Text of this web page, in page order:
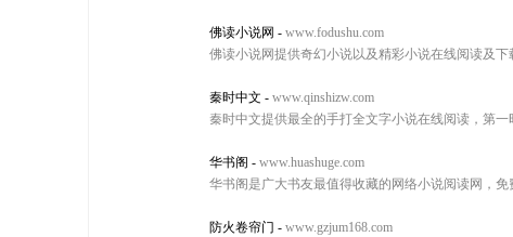
佛读小说网 - www.fodushu.com
佛读小说网提供奇幻小说以及精彩小说在线阅读及下
秦时中文 - www.qinshizw.com
秦时中文提供最全的手打全文字小说在线阅读，第一
华书阁 - www.huashuge.com
华书阁是广大书友最值得收藏的网络小说阅读网，免
防火卷帘门 - www.gzjum168.com